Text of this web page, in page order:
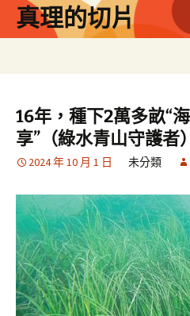
真理的切片
16年，種下2萬多畝“
享”（綠水青山守護者
2024 年 10 月 1 日 未分類